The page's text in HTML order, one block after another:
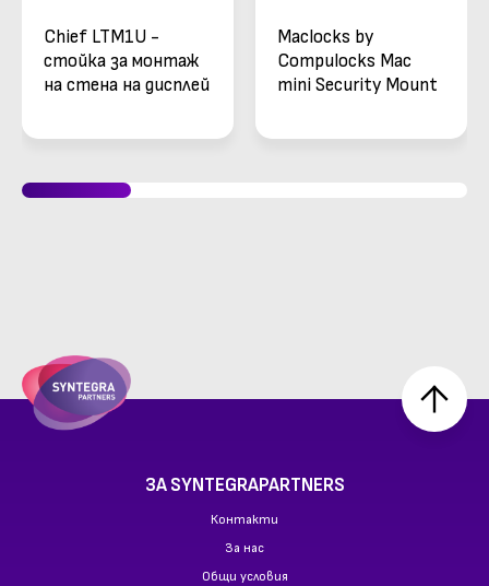
Chief LTM1U -
стойка за монтаж
на стена на дисплей
накланяща се,
Maclocks by
Compulocks Mac
mini Security Mount
с ключ
ЗА SYNTEGRAPARTNERS
Контакти
За нас
Общи условия